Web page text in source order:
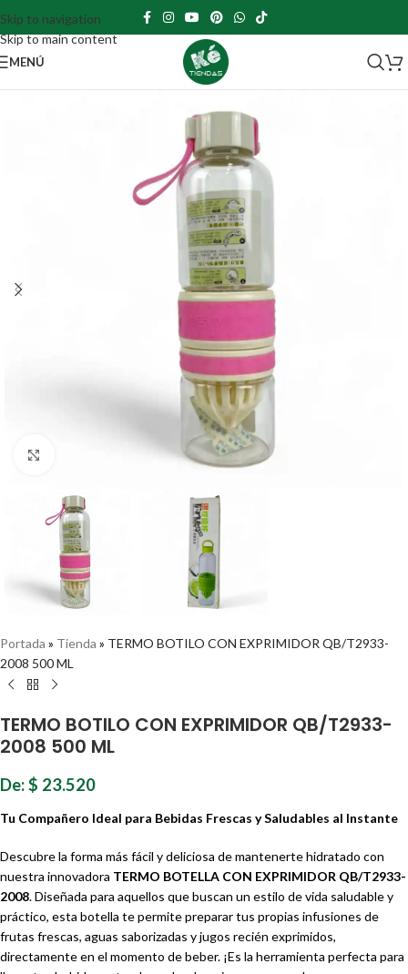
Skip to navigation
Skip to main content
MENÚ
Haz clic para ampliar
Portada » Tienda » TERMO BOTILO CON EXPRIMIDOR QB/T2933-
2008 500 ML
TERMO BOTILO CON EXPRIMIDOR QB/T2933-
2008 500 ML
De:$ 23.520
Tu Compañero Ideal para Bebidas Frescas y Saludables al Instante
Descubre la forma más fácil y deliciosa de mantenerte hidratado con
nuestra innovadora TERMO BOTELLA CON EXPRIMIDOR QB/T2933-
2008. Diseñada para aquellos que buscan un estilo de vida saludable y
práctico, esta botella te permite preparar tus propias infusiones de
frutas frescas, aguas saborizadas y jugos recién exprimidos,
directamente en el momento de beber. ¡Es la herramienta perfecta para